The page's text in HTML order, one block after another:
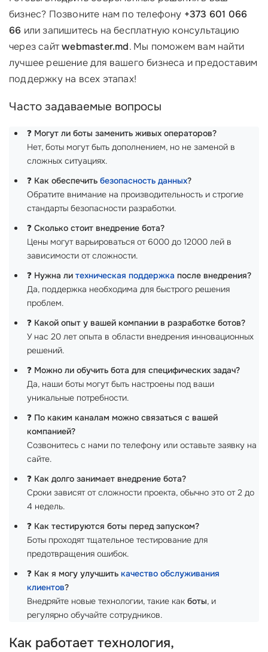
бизнес? Позвоните нам по телефону +373 601 066
66 или запишитесь на бесплатную консультацию
через сайтwebmaster.md. Мы поможем вам найти
лучшее решение для вашего бизнеса и предоставим
поддержку на всех этапах!
Часто задаваемые вопросы
❓ Могут ли боты заменить живых операторов?
Нет, боты могут быть дополнением, но не заменой в
сложных ситуациях.
❓ Как обеспечить безопасность данных?
Обратите внимание на производительность и строгие
стандарты безопасности разработки.
❓ Сколько стоит внедрение бота?
Цены могут варьироваться от 6000 до 12000 лей в
зависимости от сложности.
❓ Нужна ли техническая поддержка после внедрения?
Да, поддержка необходима для быстрого решения
проблем.
❓ Какой опыт у вашей компании в разработке ботов?
У нас 20 лет опыта в области внедрения инновационных
решений.
❓ Можно ли обучить бота для специфических задач?
Да, наши боты могут быть настроены под ваши
уникальные потребности.
❓ По каким каналам можно связаться с вашей
компанией?
Созвонитесь с нами по телефону или оставьте заявку на
сайте.
❓ Как долго занимает внедрение бота?
Сроки зависят от сложности проекта, обычно это от 2 до
4 недель.
❓ Как тестируются боты перед запуском?
Боты проходят тщательное тестирование для
предотвращения ошибок.
❓ Как я могу улучшить качество обслуживания
клиентов?
Внедряйте новые технологии, такие как боты, и
регулярно обучайте сотрудников.
Как работает технология,